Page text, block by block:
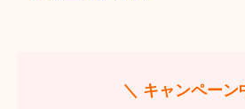
＼ キャンペーン